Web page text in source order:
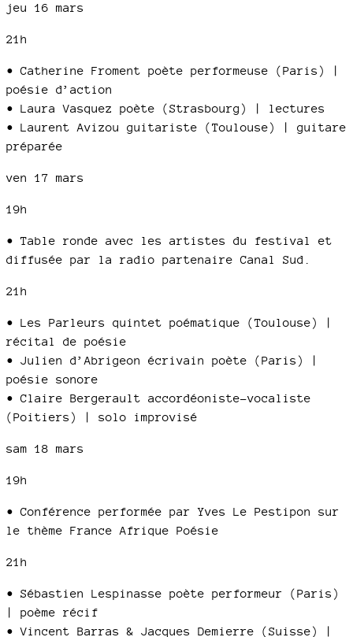
jeu 16 mars
21h
• Catherine Froment poète performeuse (Paris) |
poésie d’action
• Laura Vasquez poète (Strasbourg) | lectures
• Laurent Avizou guitariste (Toulouse) | guitare
préparée
ven 17 mars
19h
• Table ronde avec les artistes du festival et
diffusée par la radio partenaire Canal Sud.
21h
• Les Parleurs quintet poématique (Toulouse) |
récital de poésie
• Julien d’Abrigeon écrivain poète (Paris) |
poésie sonore
• Claire Bergerault accordéoniste-vocaliste
(Poitiers) | solo improvisé
sam 18 mars
19h
• Conférence performée par Yves Le Pestipon sur
le thème France Afrique Poésie
21h
• Sébastien Lespinasse poète performeur (Paris)
| poème récif
• Vincent Barras & Jacques Demierre (Suisse) |